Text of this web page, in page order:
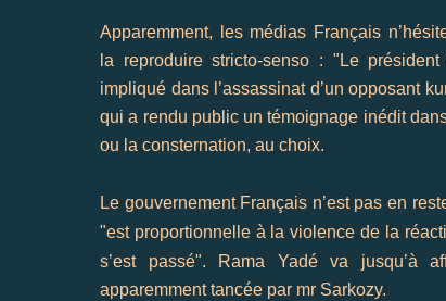
Apparemment, les médias Français
la reproduire stricto-senso : "Le président
impliqué dans l’assassinat d’un opposant
qui a rendu public un témoignage inédit
ou la consternation, au choix.
Le gouvernement Français n’est pas en
"est proportionnelle à la violence de la
s’est passé". Rama Yadéva jusqu’à
apparemmenttancée par mr Sarkozy.